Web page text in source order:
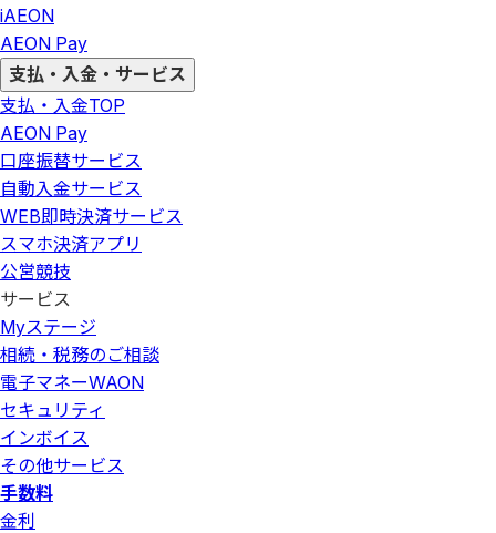
iAEON
AEON Pay
支払・入金・サービス
支払・入金TOP
AEON Pay
口座振替サービス
自動入金サービス
WEB即時決済サービス
スマホ決済アプリ
公営競技
サービス
Myステージ
相続・税務のご相談
電子マネーWAON
セキュリティ
インボイス
その他サービス
手数料
金利